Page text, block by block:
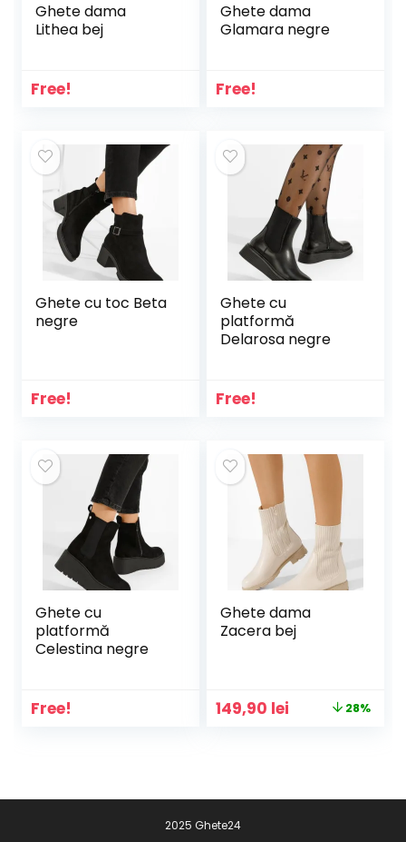
Ghete dama
Lithea bej
Free!
Ghete dama
Glamara negre
Free!
Ghete cu toc Beta
negre
Free!
Ghete cu
platformă
Delarosa negre
Free!
Ghete cu
platformă
Celestina negre
Free!
Ghete dama
Zacera bej
Prețul
149,90 lei Prețul 28%
2025 Ghete24